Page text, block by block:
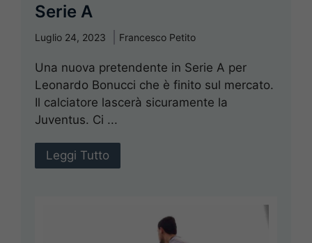
Serie A
Luglio 24, 2023 Francesco Petito
Una nuova pretendente in Serie A per
Leonardo Bonucci che è finito sul mercato.
Il calciatore lascerà sicuramente la
Juventus. Ci ...
Leggi Tutto